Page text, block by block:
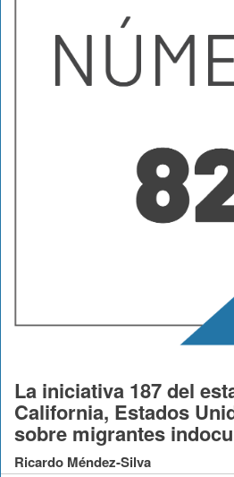
La iniciativa 187 del
California, Estados
sobre migrantes
Ricardo Méndez-Silva